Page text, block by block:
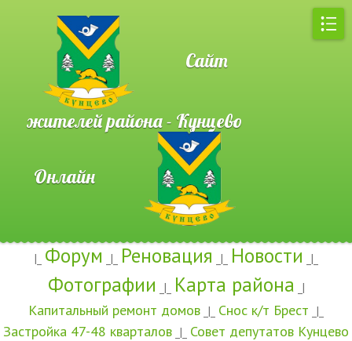
Сайт
жителей района - Кунцево
Онлайн
|_ Форум _|_ Реновация _|_ Новости _|_
Фотографии _|_ Карта района _|
Капитальный ремонт домов _|_ Снос к/т Брест _|_
Застройка 47-48 кварталов _|_ Совет депутатов Кунцево